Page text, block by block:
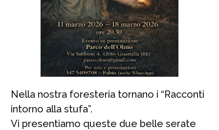
Nella nostra foresteria tornano i “Racconti
intorno alla stufa”.
Vi presentiamo queste due belle serate